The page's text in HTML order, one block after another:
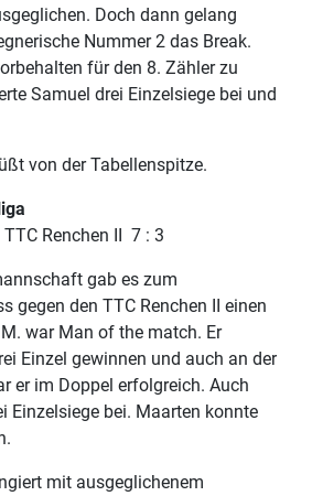
Doch dann gelang
Nummer 2 das Break.
für den 8. Zähler zu
Samuel drei Einzelsiege bei und
von der Tabellenspitze.
Renchen II 7 : 3
gab es zum
gegen den TTC Renchen II einen
war Man of the match. Er
Einzel gewinnen und auch an der
er im Doppel erfolgreich. Auch
Einzelsiege bei. Maarten konnte
mit ausgeglichenem